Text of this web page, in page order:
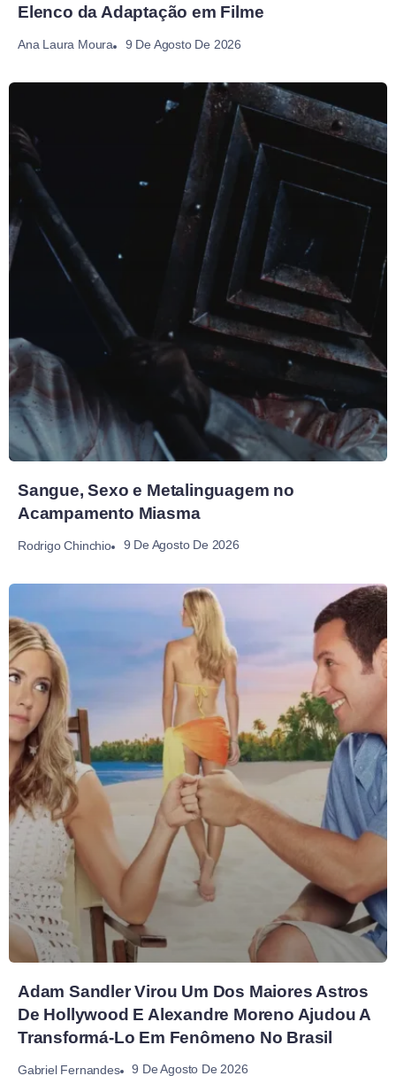
Elenco da Adaptação em Filme
Ana Laura Moura 9 De Agosto De 2026
Sangue, Sexo e Metalinguagem no
Acampamento Miasma
Rodrigo Chinchio 9 De Agosto De 2026
Adam Sandler Virou Um Dos Maiores Astros
De Hollywood E Alexandre Moreno Ajudou A
Transformá-Lo Em Fenômeno No Brasil
Gabriel Fernandes 9 De Agosto De 2026